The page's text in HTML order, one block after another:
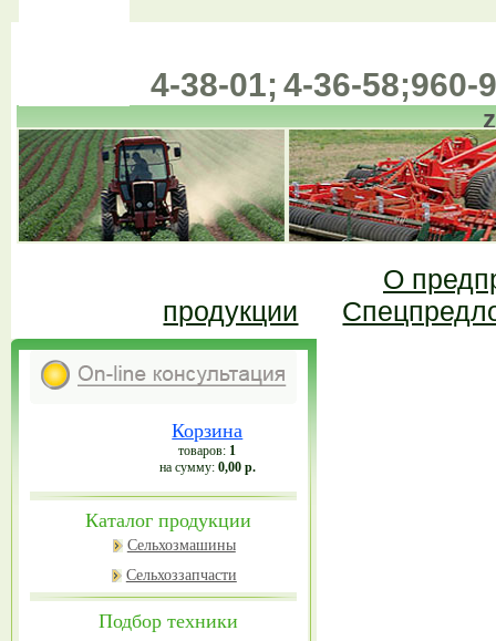
4-38-01; 4-36-58;960-
О
продукции
Корзина
товаров: 1
на сумму: 0,00 р.
Каталог продукции
Сельхозмашины
Сельхоззапчасти
Подбор техники